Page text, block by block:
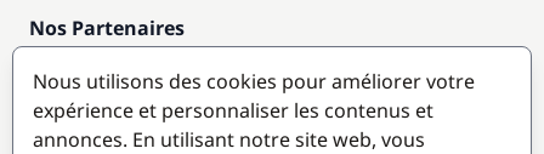
Nos Partenaires
Destinations populaires
Nous utilisons des cookies pour améliorer votre
expérience et personnaliser les contenus et
annonces. En utilisant notre site web, vous